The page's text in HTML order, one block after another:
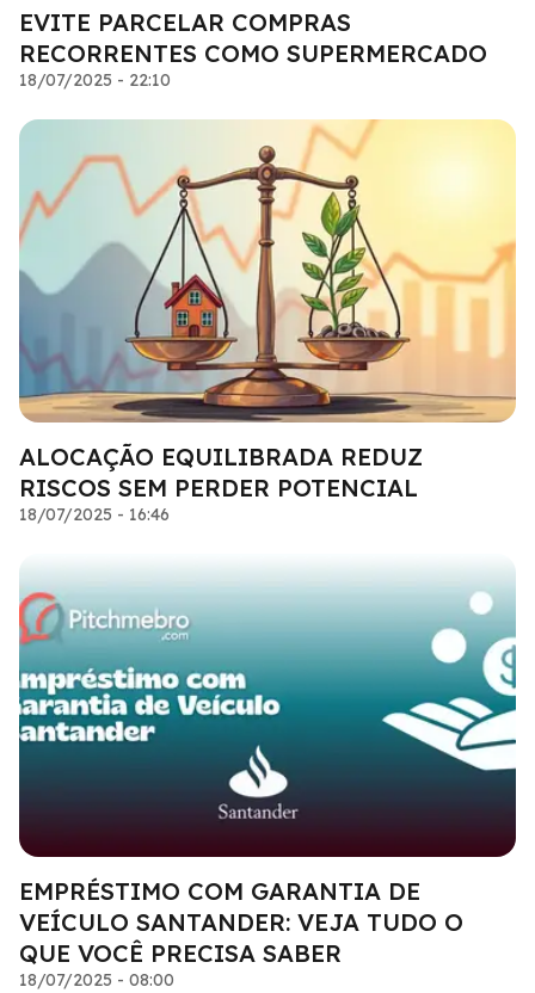
EVITE PARCELAR COMPRAS
RECORRENTES COMO SUPERMERCADO
18/07/2025 - 22:10
ALOCAÇÃO EQUILIBRADA REDUZ
RISCOS SEM PERDER POTENCIAL
18/07/2025 - 16:46
EMPRÉSTIMO COM GARANTIA DE
VEÍCULO SANTANDER: VEJA TUDO O
QUE VOCÊ PRECISA SABER
18/07/2025 - 08:00